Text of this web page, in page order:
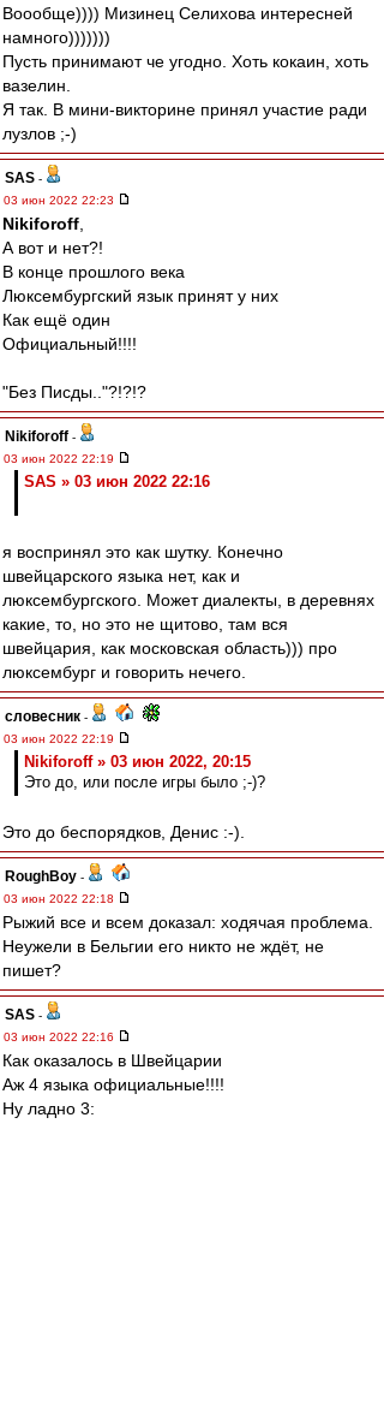
Воообще)))) Мизинец Селихова интересней
намного)))))))
Пусть принимают че угодно. Хоть кокаин, хоть
вазелин.
Я так. В мини-викторине принял участие ради
лузлов ;-)
SAS -
03 июн 2022 22:23
Nikiforoff
А вот и нет?!
В конце прошлого века
Люксембургский язык принят у них
Как ещё один
Официальный!!!!
"Без Писды.."?!?!?
Nikiforoff -
03 июн 2022 22:19
SAS » 03 июн 2022 22:16
я воспринял это как шутку. Конечно
швейцарского языка нет, как и
люксембургского. Может диалекты, в деревнях
какие, то, но это не щитово, там вся
швейцария, как московская область))) про
люксембург и говорить нечего.
словесник -
03 июн 2022 22:19
Nikiforoff » 03 июн 2022, 20:15
Это до, или после игры было ;-)?
Это до беспорядков, Денис :-).
RoughBoy -
03 июн 2022 22:18
Рыжий все и всем доказал: ходячая проблема.
Неужели в Бельгии его никто не ждёт, не
пишет?
SAS -
03 июн 2022 22:16
Как оказалось в Швейцарии
Аж 4 языка официальные!!!!
Ну ладно 3: